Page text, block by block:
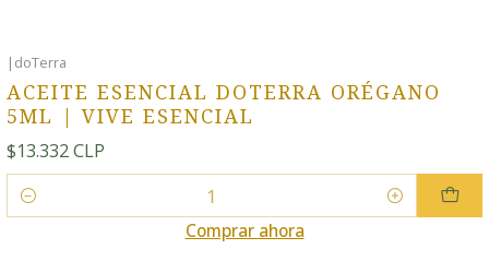
| doTerra
ACEITE ESENCIAL DOTERRA ORÉGANO
5ML | VIVE ESENCIAL
$13.332 CLP
Cantidad
Comprar ahora